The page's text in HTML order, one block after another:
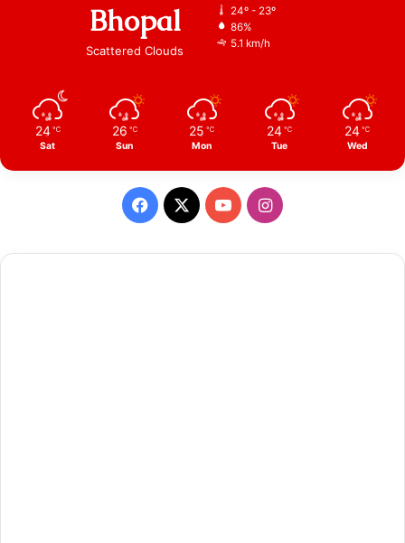
Bhopal
Scattered Clouds
24º - 23º
86%
5.1 km/h
24 ℃
Sat
26 ℃
Sun
25 ℃
Mon
24 ℃
Tue
24 ℃
Wed
Facebook
X YouTubeInstagram